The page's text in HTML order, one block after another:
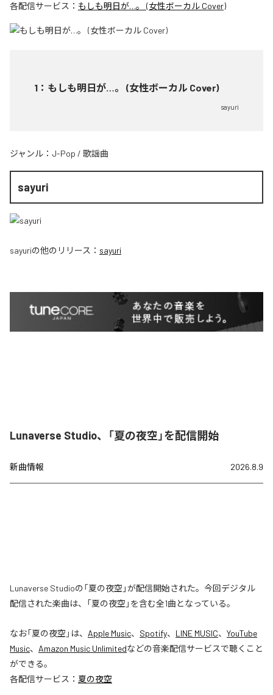
各配信サービス： もしも明日が…。 (女性ボーカル Cover)
1 ： もしも明日が…。 (女性ボーカル Cover)
sayuri
ジャンル： J-Pop / 歌謡曲
sayuri
sayuriの他のリリース： sayuri
Lunaverse Studio、「夏の夜空」を配信開始
新曲情報 2026.8.9
Lunaverse Studioの「夏の夜空」が配信開始された。今回デジタル
配信された楽曲は、「夏の夜空」を含む全1曲となっている。
なお「夏の夜空 」は、 Apple Music、 Spotify、 LINE MUSIC、 YouTube
Music、 Amazon Music Unlimitedなどの音楽配信サービスで聴くこと
ができる。
各配信サービス： 夏の夜空